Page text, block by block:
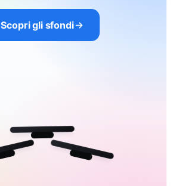
Scopri gli sfondi